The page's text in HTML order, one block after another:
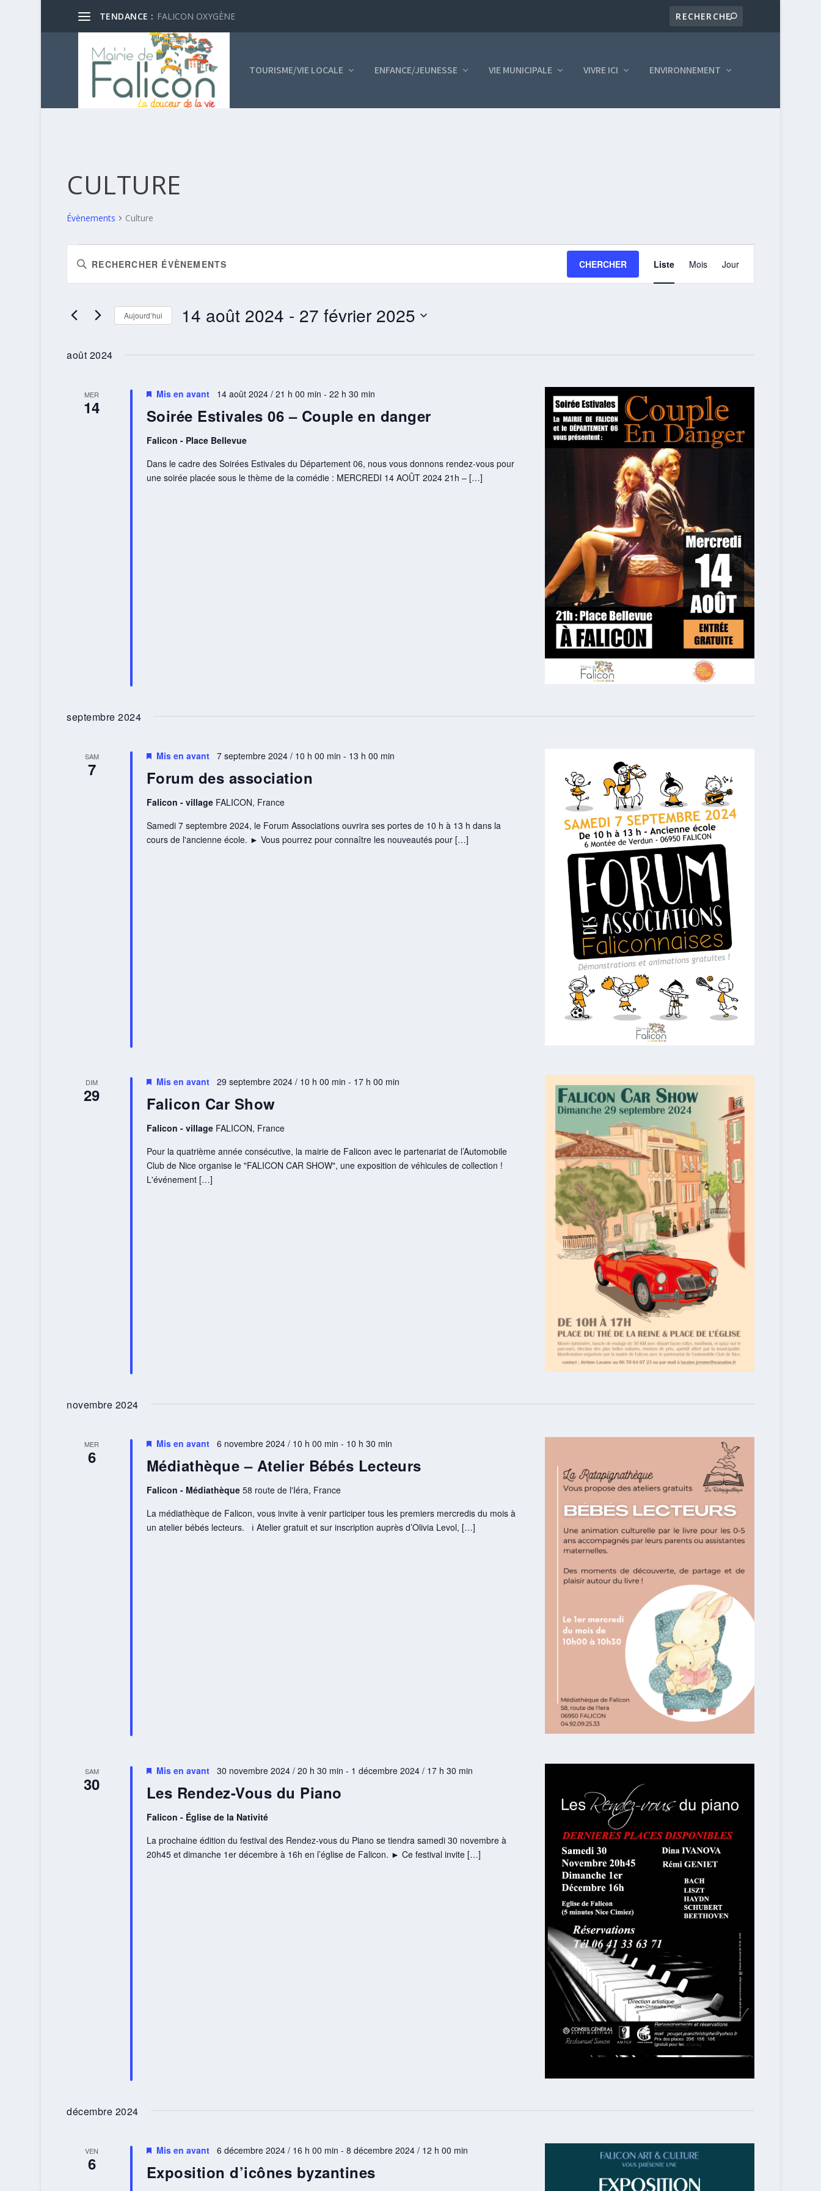
TENDANCE : FALICON OXYGÈNE
TOURISME/VIE LOCALE ENFANCE/JEUNESSE VIE MUNICIPALE VIVRE ICI ENVIRONNEMENT
CULTURE
Évènements Culture
ET
NAVIGATION
VUES
Saisir
mot-
clé.
Évènements
clé.
CHERCHER
DE
VUES
Liste Mois Jour
Aujourd’hui 14 août 2024 - 27 février 2025
août 2024
MER
14 Soirée Estivales 06 – Couple en danger
Mis en avant 14 août 2024 / 21 h 00 min - 22 h 30 min
Falicon - Place Bellevue
Dans le cadre des Soirées Estivales du Département 06, nous vous donnons rendez-vous pour
une soirée placée sous le thème de la comédie : MERCREDI 14 AOÛT 2024 21h – […]
septembre 2024
SAM
7 Forum des association
Mis en avant 7 septembre 2024 / 10 h 00 min - 13 h 00 min
Falicon - village FALICON, France
Samedi 7 septembre 2024, le Forum Associations ouvrira ses portes de 10 h à 13 h dans la
cours de l'ancienne école. ► Vous pourrez pour connaître les nouveautés pour […]
DIM
29 Falicon Car Show
Mis en avant 29 septembre 2024 / 10 h 00 min - 17 h 00 min
Falicon - village FALICON, France
Pour la quatrième année consécutive, la mairie de Falicon avec le partenariat de l’Automobile
Club de Nice organise le "FALICON CAR SHOW", une exposition de véhicules de collection !
L'événement […]
novembre 2024
MER
6 Médiathèque – Atelier Bébés Lecteurs
Mis en avant 6 novembre 2024 / 10 h 00 min - 10 h 30 min
Falicon - Médiathèque 58 route de l'Iéra, France
La médiathèque de Falicon, vous invite à venir participer tous les premiers mercredis du mois à
un atelier bébés lecteurs. ℹ️ Atelier gratuit et sur inscription auprès d’Olivia Levol, […]
SAM
30 Les Rendez-Vous du Piano
Mis en avant 30 novembre 2024 / 20 h 30 min - 1 décembre 2024 / 17 h 30 min
Falicon - Église de la Nativité
La prochaine édition du festival des Rendez-vous du Piano se tiendra samedi 30 novembre à
20h45 et dimanche 1er décembre à 16h en l’église de Falicon. ► Ce festival invite […]
décembre 2024
VEN
6 Exposition d’icônes byzantines
Mis en avant 6 décembre 2024 / 16 h 00 min - 8 décembre 2024 / 12 h 00 min